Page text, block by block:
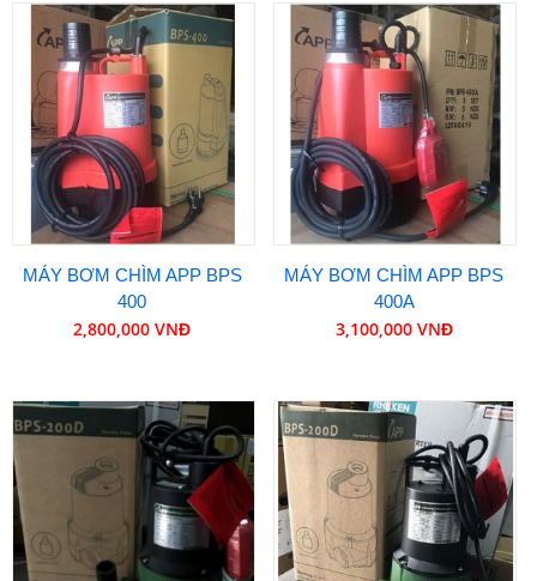
MÁY BƠM CHÌM APP BPS
400
2,800,000 VNĐ
MÁY BƠM CHÌM APP BPS
400A
3,100,000 VNĐ